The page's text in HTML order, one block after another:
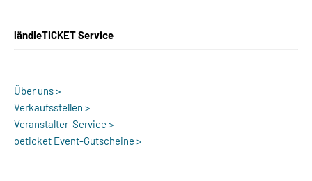
ländleTICKET Service
Über uns >
Verkaufsstellen >
Veranstalter-Service >
oeticket Event-Gutscheine >